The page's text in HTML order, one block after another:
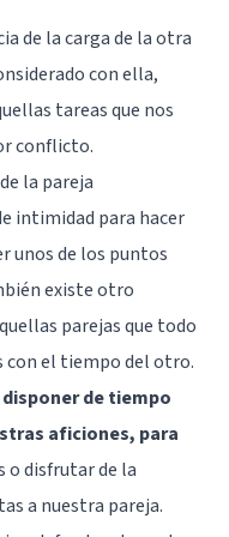
de la carga de la otra
con ella,
tareas que nos
conflicto.
la pareja
intimidad para hacer
unos de los puntos
existe otro
parejas que todo
con el tiempo del otro.
de tiempo
aficiones, para
o disfrutar de la
a nuestra pareja.